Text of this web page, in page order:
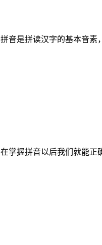
是拼读汉字的基本音
掌握拼音以后我们就能